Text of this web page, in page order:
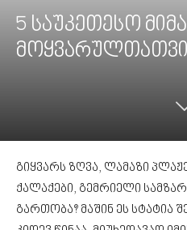
5 საუკეთესო
გიყვარს ზღვა, ლამაზი
ქალაქები, გემრიელი
გართობა? მაშინ ეს სტატია